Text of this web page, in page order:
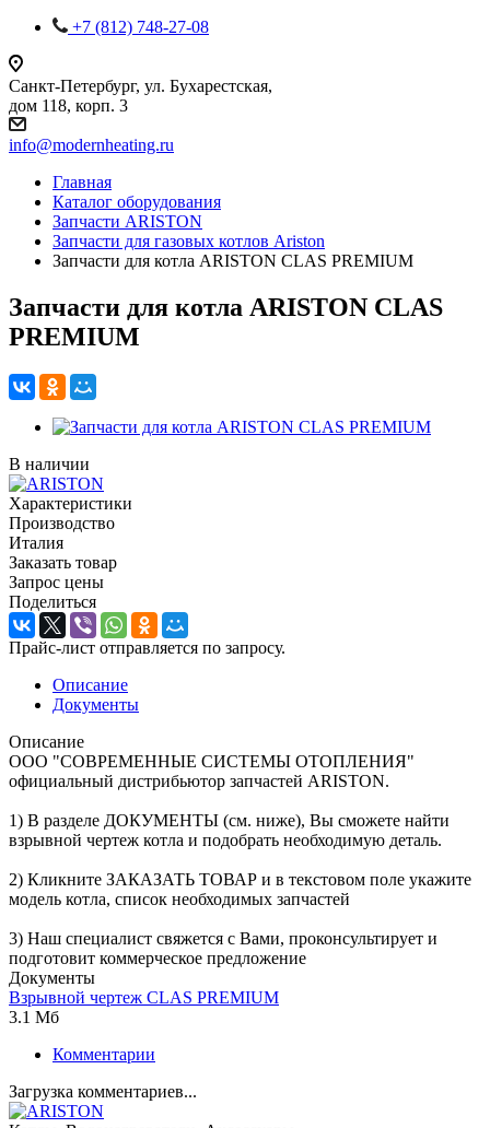
+7 (812) 748-27-08
Санкт-Петербург, ул. Бухарестская,
дом 118, корп. 3
info@modernheating.ru
Главная
Каталог оборудования
Запчасти ARISTON
Запчасти для газовых котлов Ariston
Запчасти для котла ARISTON CLAS PREMIUM
Запчасти для котла ARISTON CLAS
PREMIUM
В наличии
Характеристики
Производство
Италия
Заказать товар
Запрос цены
Поделиться
Прайс-лист отправляется по запросу.
Описание
Документы
Описание
ООО "СОВРЕМЕННЫЕ СИСТЕМЫ ОТОПЛЕНИЯ"
официальный дистрибьютор запчастей ARISTON.
1) В разделе ДОКУМЕНТЫ (см. ниже), Вы сможете найти
взрывной чертеж котла и подобрать необходимую деталь.
2) Кликните ЗАКАЗАТЬ ТОВАР и в текстовом поле укажите
модель котла, список необходимых запчастей
3) Наш специалист свяжется с Вами, проконсультирует и
подготовит коммерческое предложение
Документы
Взрывной чертеж CLAS PREMIUM
3.1 Мб
Комментарии
Загрузка комментариев...